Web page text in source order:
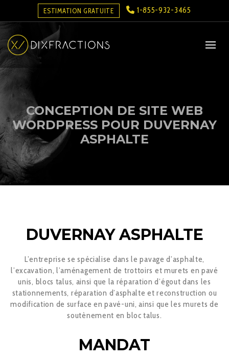
ESTIMATION GRATUITE 1-855-932-3465
CONCEPTION DE SITE WEB
WORDPRESS POUR DUVERNAY
ASPHALTE
DUVERNAY ASPHALTE
L’entreprise se spécialise dans le pavage d’asphalte,
l’excavation, l’aménagement de trottoirs et murets en pavé
unis, blocs talus, ainsi que la réparation d’égout dans les
stationnements, réparation d’asphalte et reconstruction ou
modification de surface en pavé-uni, ainsi que les murets de
soutènement en bloc talus.
MANDAT